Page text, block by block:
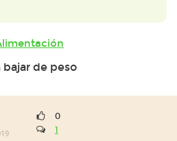
bajar de peso
0
1